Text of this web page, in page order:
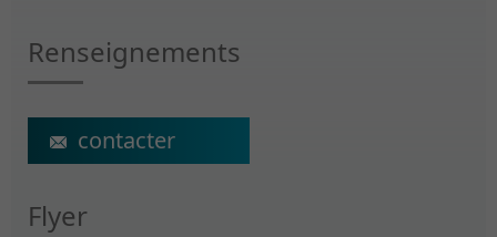
Renseignements
ecs@crr-suva.ch
Flyer